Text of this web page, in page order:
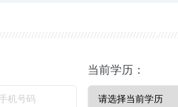
当前学历：